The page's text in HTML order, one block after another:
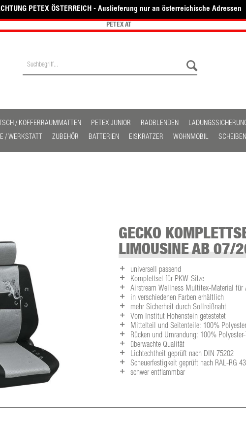
PETEX ÖSTERREICH - Auslieferung nur an österreichische Adressen
PETEX AT
/ KOFFERRAUMMATTEN PETEX JUNIOR RADBLENDEN
/ WERKSTATT
ZUBEHÖR BATTERIEN EISKRATZER WOHNMOBIL
GECKO
LIMOUSINE AB
universell passend
Komplettset für PKW-Sitze
Airstream Wellness Multitex-Material
in verschiedenen Farben erhältlich
mehr Sicherheit durch Sollreißnaht
Vom Institut Hohenstein getestetet
Mittelteil und Seitenteile: 100%
Rücken und Umrandung: 100%
überwachte Qualität
Lichtechtheit geprüft nach DIN 75202
Scheuerfestigkeit geprüft nach RAL-RG
schwer entflammbar